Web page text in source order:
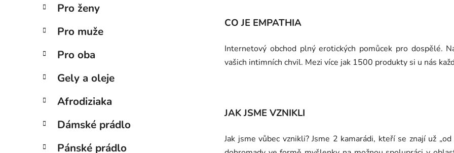
r
n
n
í
p
n
l
o
i
Pro ženy
Pro muže
Pro oba
Gely a oleje
Afrodiziaka
Dámské prádlo
Pánské prádlo
CO JE EMPATHIA
Internetový obchod plný erotických pomůcek pro dospělé.
vašich intimních chvil. Mezi více jak 1500 produkty si u nás
JAK JSME VZNIKLI
Jak jsme vůbec vznikli? Jsme 2 kamarádi, kteří se znají už